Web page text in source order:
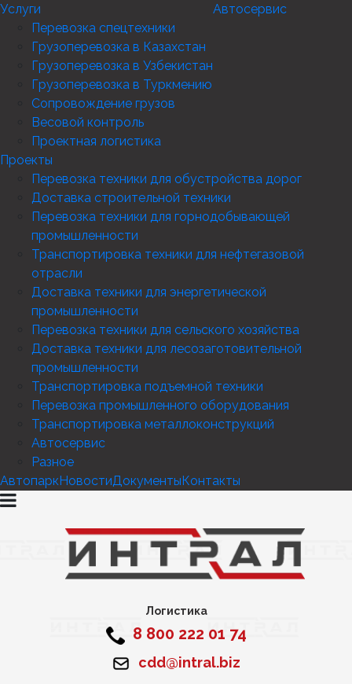
Услуги
Перевозка спецтехники
Грузоперевозка в Казахстан
Грузоперевозка в Узбекистан
Грузоперевозка в Туркмению
Сопровождение грузов
Весовой контроль
Проектная логистика
Автосервис
Проекты
Перевозка техники для обустройства дорог
Доставка строительной техники
Перевозка техники для горнодобывающей
промышленности
Транспортировка техники для нефтегазовой
отрасли
Доставка техники для энергетической
промышленности
Перевозка техники для сельского хозяйства
Доставка техники для лесозаготовительной
промышленности
Транспортировка подъемной техники
Перевозка промышленного оборудования
Транспортировка металлоконструкций
Автосервис
Разное
АвтопаркНовостиДокументыКонтакты
Логистика
8 800 222 01 74
cdd@intral.biz